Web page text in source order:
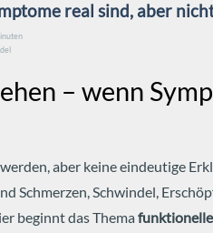
real sind, aber
– wenn
aber keine eindeutige
Schmerzen, Schwindel,
beginnt das Thema